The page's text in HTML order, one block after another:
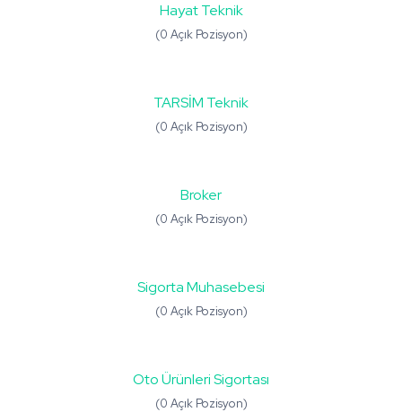
Hayat Teknik
(0 Açık Pozisyon)
TARSİM Teknik
(0 Açık Pozisyon)
Broker
(0 Açık Pozisyon)
Sigorta Muhasebesi
(0 Açık Pozisyon)
Oto Ürünleri Sigortası
(0 Açık Pozisyon)